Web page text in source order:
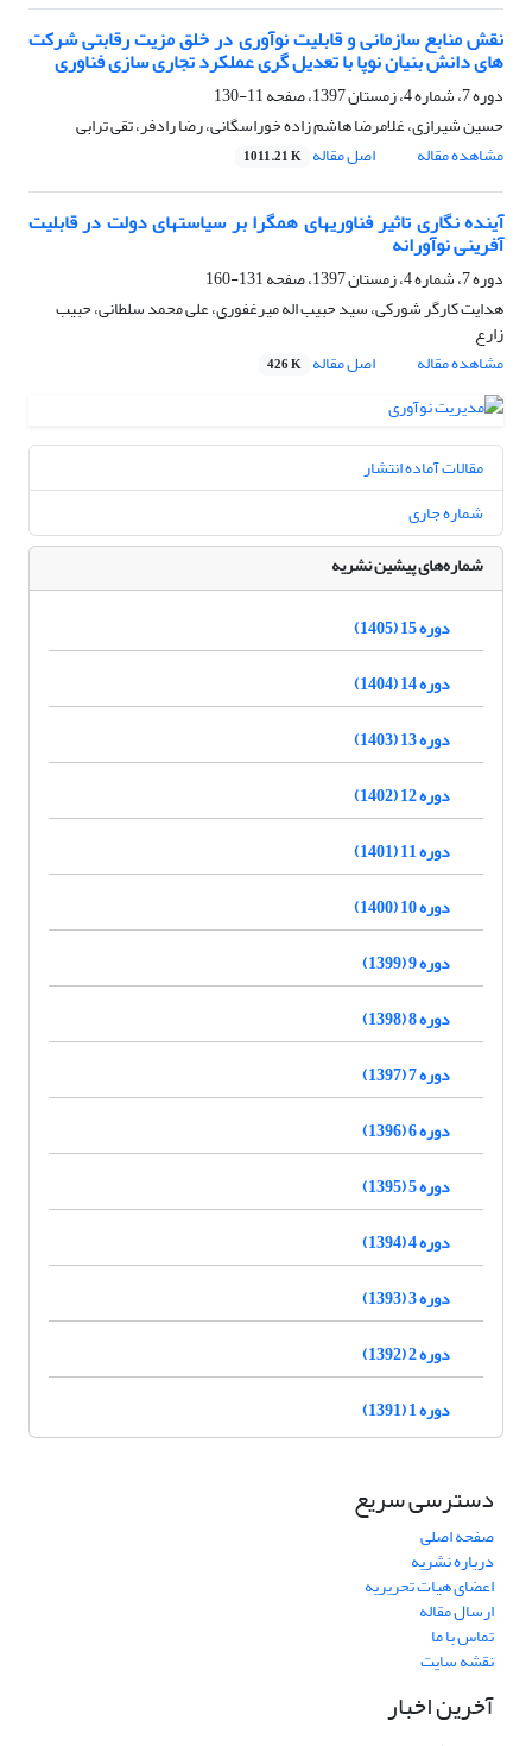
نقش منابع سازمانی و قابلیت نوآوری در خلق مزیت رقابتی شرکت
های دانش بنیان نوپا با تعدیل گری عملکرد تجاری سازی فناوری
دوره 7، شماره 4، زمستان 1397، صفحه
11-130
حسین شیرازی، غلامرضا هاشم زاده خوراسگانی، رضا رادفر، تقی ترابی
مشاهده مقاله
اصل مقاله 1011.21 K
آینده نگاری تاثیر فناوریهای همگرا بر سیاستهای دولت در قابلیت
آفرینی نوآورانه
دوره 7، شماره 4، زمستان 1397، صفحه
131-160
هدایت کارگر شورکی، سید حبیب اله میرغفوری، علی محمد سلطانی، حبیب
زارع
مشاهده مقاله
اصل مقاله 426 K
مقالات آماده انتشار
شماره جاری
شماره‌های پیشین نشریه
دوره 15 (1405)
دوره 14 (1404)
دوره 13 (1403)
دوره 12 (1402)
دوره 11 (1401)
دوره 10 (1400)
دوره 9 (1399)
دوره 8 (1398)
دوره 7 (1397)
دوره 6 (1396)
دوره 5 (1395)
دوره 4 (1394)
دوره 3 (1393)
دوره 2 (1392)
دوره 1 (1391)
دسترسی سریع
صفحه اصلی
درباره نشریه
اعضای هیات تحریریه
ارسال مقاله
تماس با ما
نقشه سایت
آخرین اخبار